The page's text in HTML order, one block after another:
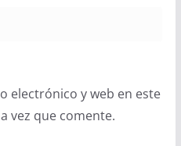
electrónico y web en este
vez que comente.